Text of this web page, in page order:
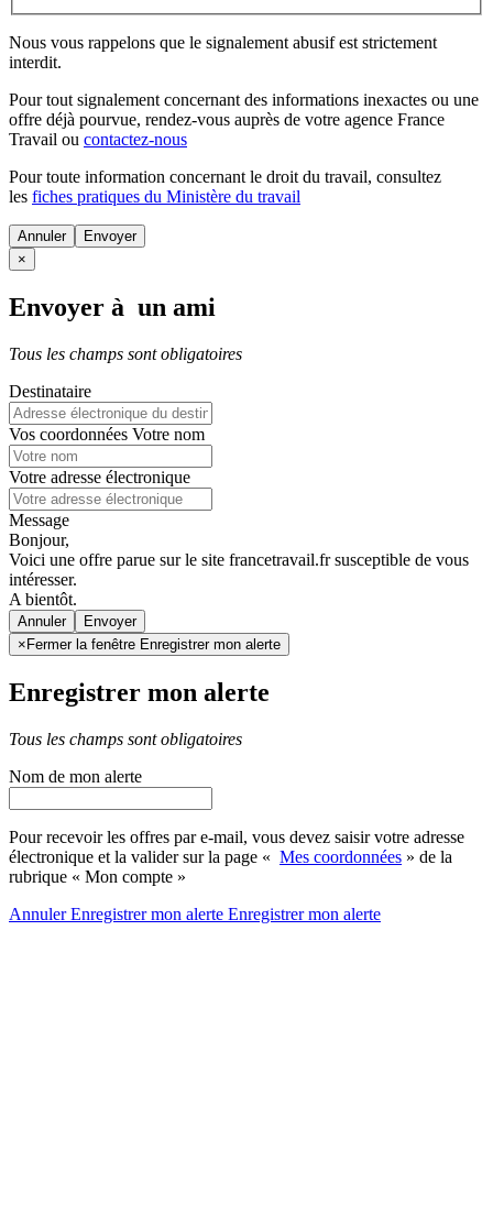
Nous vous rappelons que le signalement abusif est strictement
interdit.
Pour tout signalement concernant des informations inexactes ou une
offre déjà pourvue, rendez-vous auprès de votre agence France
Travail ou contactez-nous
Pour toute information concernant le droit du travail, consultez
les fiches pratiques du Ministère du travail
Annuler
×
Envoyer à un ami
Tous les champs sont obligatoires
Destinataire
Vos coordonnées Votre nom
Votre adresse électronique
Message
Bonjour,
Voici une offre parue sur le site francetravail.fr susceptible de vous
intéresser.
A bientôt.
Annuler
× Fermer la fenêtre Enregistrer mon alerte
Enregistrer mon alerte
Tous les champs sont obligatoires
Nom de mon alerte
Pour recevoir les offres par e-mail, vous devez saisir votre adresse
électronique et la valider sur la page « Mes coordonnées » de la
rubrique « Mon compte »
AnnulerEnregistrer mon alerte Enregistrermon alerte